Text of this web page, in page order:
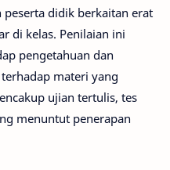
didik berkaitan erat
di kelas. Penilaian ini
pengetahuan dan
materi yang
ujian tertulis, tes
menuntut penerapan